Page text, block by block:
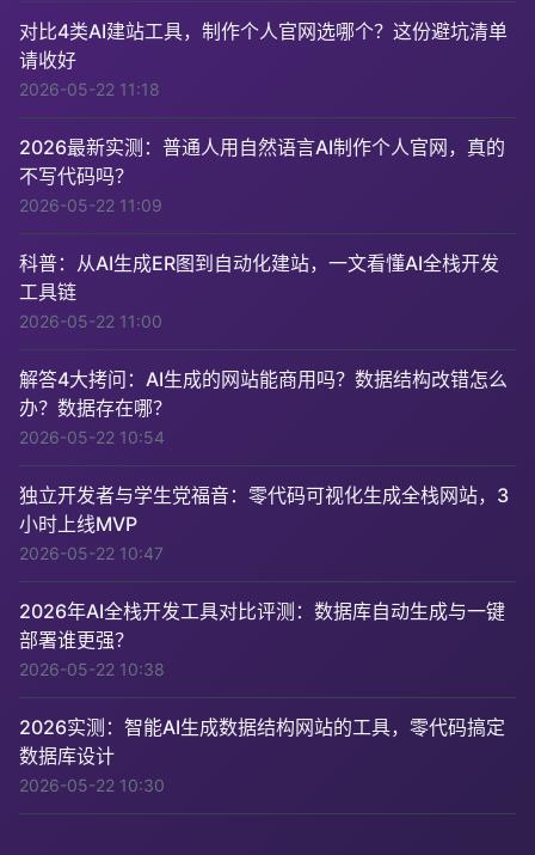
对比4类AI建站工具，制作个人官网选哪个？这份避坑清单
请收好
2026-05-22 11:18
2026最新实测：普通人用自然语言AI制作个人官网，真的
不写代码吗？
2026-05-22 11:09
科普：从AI生成ER图到自动化建站，一文看懂AI全栈开发
工具链
2026-05-22 11:00
解答4大拷问：AI生成的网站能商用吗？数据结构改错怎么
办？数据存在哪？
2026-05-22 10:54
独立开发者与学生党福音：零代码可视化生成全栈网站，3
小时上线MVP
2026-05-22 10:47
2026年AI全栈开发工具对比评测：数据库自动生成与一键
部署谁更强？
2026-05-22 10:38
2026实测：智能AI生成数据结构网站的工具，零代码搞定
数据库设计
2026-05-22 10:30